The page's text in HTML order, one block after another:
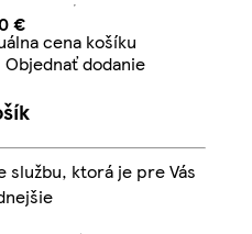
€ Aktuálna cena košíku
€
cena košíku
Objednať dodanie
službu, ktorá je pre Vás